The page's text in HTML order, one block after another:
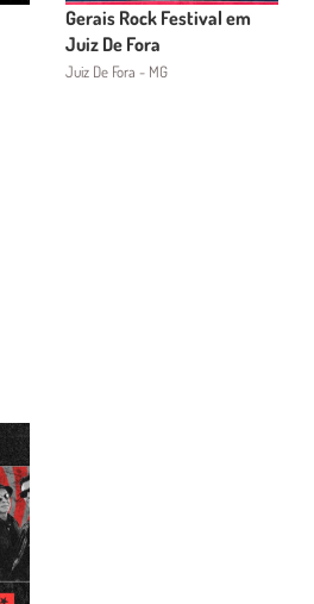
Gerais Rock Festival em
Juiz De Fora
Juiz De Fora - MG